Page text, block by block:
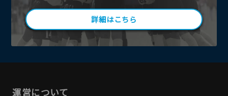
詳細はこちら
運営について